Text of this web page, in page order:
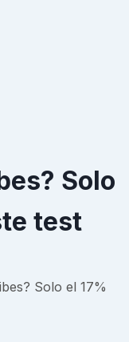
Solo
test
Solo el 17%